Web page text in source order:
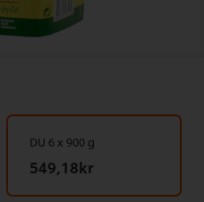
DU 6 x 900 g
549,18kr